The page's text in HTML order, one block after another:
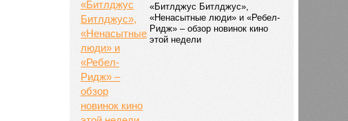
«Битлджус Битлджус»,
«Ненасытные люди» и «Ребел-
Ридж» – обзор новинок кино
этой недели